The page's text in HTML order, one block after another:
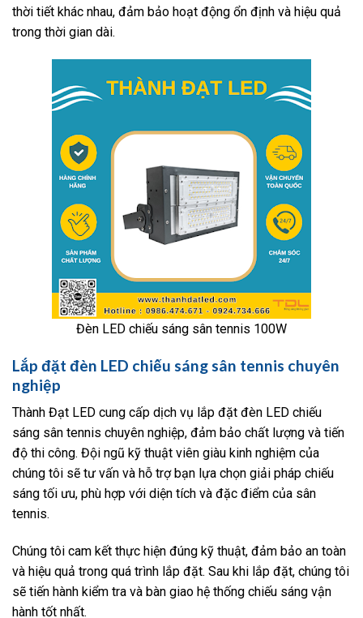
thời tiết khác nhau, đảm bảo hoạt động ổn định và hiệu quả
trong thời gian dài.
Đèn LED chiếu sáng sân tennis 100W
Lắp đặt đèn LED chiếu sáng sân tennis chuyên
nghiệp
Thành Đạt LED cung cấp dịch vụ lắp đặt đèn LED chiếu
sáng sân tennis chuyên nghiệp, đảm bảo chất lượng và tiến
độ thi công. Đội ngũ kỹ thuật viên giàu kinh nghiệm của
chúng tôi sẽ tư vấn và hỗ trợ bạn lựa chọn giải pháp chiếu
sáng tối ưu, phù hợp với diện tích và đặc điểm của sân
tennis.
Chúng tôi cam kết thực hiện đúng kỹ thuật, đảm bảo an toàn
và hiệu quả trong quá trình lắp đặt. Sau khi lắp đặt, chúng tôi
sẽ tiến hành kiểm tra và bàn giao hệ thống chiếu sáng vận
hành tốt nhất.